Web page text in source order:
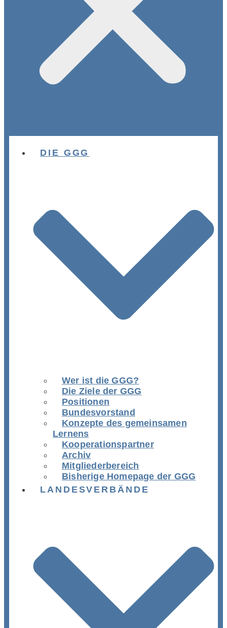
DIE GGG
Wer ist die GGG?
Die Ziele der GGG
Positionen
Bundesvorstand
Konzepte des gemeinsamen
Lernens
Kooperationspartner
Archiv
Mitgliederbereich
Bisherige Homepage der GGG
LANDESVERBÄNDE